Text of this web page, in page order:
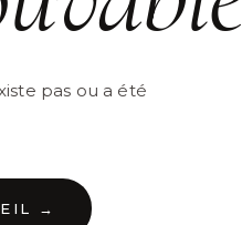
pas ou a été
→